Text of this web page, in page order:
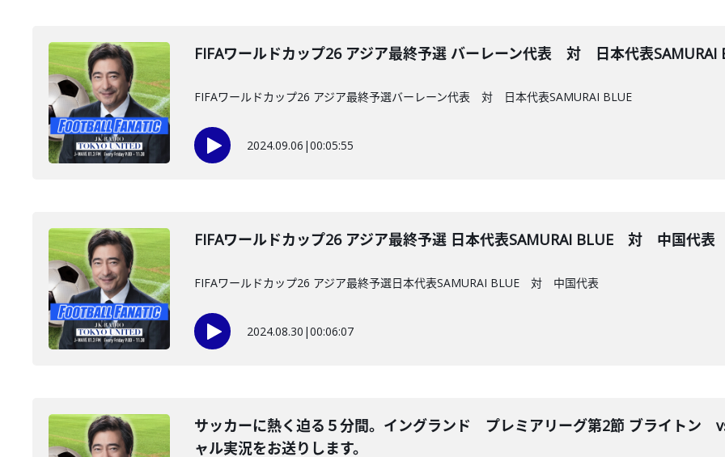
FIFAワールドカップ26 アジア最終予選 バーレーン代表 対 日本代表SAMURAI
FIFAワールドカップ26 アジア最終予選バーレーン代表 対 日本代表SAMURAI BLUE
2024.09.06 |00:05:55
FIFAワールドカップ26 アジア最終予選 日本代表SAMURAI BLUE 対 中国代表
FIFAワールドカップ26 アジア最終予選日本代表SAMURAI BLUE 対 中国代表
2024.08.30 |00:06:07
サッカーに熱く迫る５分間。イングランド プレミアリーグ第2節 ブライトン
ャル実況をお送りします。